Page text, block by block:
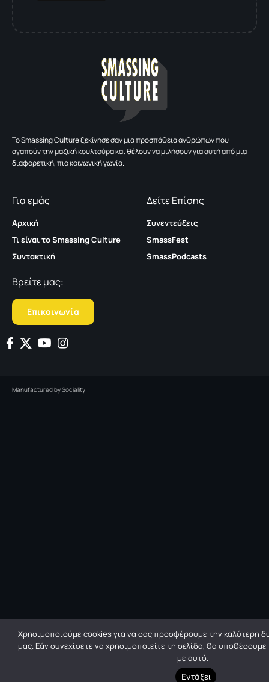
To Smassing Culture ξεκίνησε σαν μια προσπάθεια ανθρώπων που
αγαπούν την μαζική κουλτούρα και θέλουν να μιλήσουν για αυτή από μια
διαφορετική, πιο κοινωνική γωνία.
Για εμάς
Αρχική
Τι είναι το Smassing Culture
Συντακτική
Δείτε Επίσης
Συνεντεύξεις
SmassFest
SmassPodcasts
Βρείτε μας:
Επικοινωνία
Manufactured bySociality
Χρησιμοποιούμε cookies για να σας προσφέρουμε την καλύτερη
μας. Εάν συνεχίσετε να χρησιμοποιείτε τη σελίδα, θα
με αυτό.
Εντάξει